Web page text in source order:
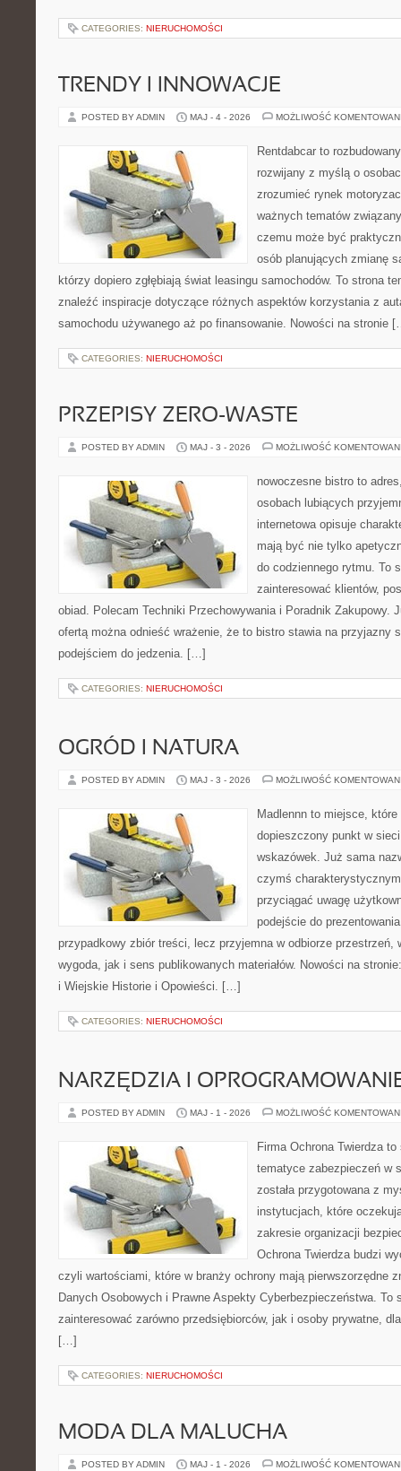
CATEGORIES: NIERUCHOMOŚCI
TRENDY I INNOWACJE
POSTED BY ADMIN MAJ - 4 - 2026 MOŻLIWOŚĆ
Rentdabcar to
rozwijany z myślą o
zrozumieć rynek
ważnych tematów
czemu może być
osób planujących zmianę
którzy dopiero zgłębiają świat leasingu samochodów. To strona
znaleźć inspiracje dotyczące różnych aspektów korzystania z
samochodu używanego aż po finansowanie. Nowości na stronie
CATEGORIES: NIERUCHOMOŚCI
PRZEPISY ZERO-WASTE
POSTED BY ADMIN MAJ - 3 - 2026 MOŻLIWOŚĆ
nowoczesne bistro to
osobach lubiących
internetowa opisuje
mają być nie tylko
do codziennego rytmu. To
zainteresować klientów,
obiad. Polecam Techniki Przechowywania i Poradnik Zakupowy.
ofertą można odnieść wrażenie, że to bistro stawia na przyjazny
podejściem do jedzenia. […]
CATEGORIES: NIERUCHOMOŚCI
OGRÓD I NATURA
POSTED BY ADMIN MAJ - 3 - 2026 MOŻLIWOŚĆ
Madlennn to miejsce,
dopieszczony punkt w
wskazówek. Już sama
czymś
przyciągać uwagę
podejście do
przypadkowy zbiór treści, lecz przyjemna w odbiorze przestrzeń,
wygoda, jak i sens publikowanych materiałów. Nowości na
i Wiejskie Historie i Opowieści. […]
CATEGORIES: NIERUCHOMOŚCI
NARZĘDZIA I
POSTED BY ADMIN MAJ - 1 - 2026 MOŻLIWOŚĆ
Firma Ochrona Twierdza
tematyce zabezpieczeń w
została przygotowana z
instytucjach, które
zakresie organizacji
Ochrona Twierdza budzi
czyli wartościami, które w branży ochrony mają pierwszorzędne
Danych Osobowych i Prawne Aspekty Cyberbezpieczeństwa. To
zainteresować zarówno przedsiębiorców, jak i osoby prywatne,
[…]
CATEGORIES: NIERUCHOMOŚCI
MODA DLA MALUCHA
POSTED BY ADMIN MAJ - 1 - 2026 MOŻLIWOŚĆ